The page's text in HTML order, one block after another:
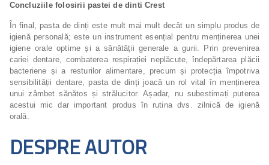
Concluziile folosirii pastei de dinti Crest
În final, pasta de dinți este mult mai mult decât un simplu produs de
igienă personală; este un instrument esențial pentru menținerea unei
igiene orale optime și a sănătății generale a gurii. Prin prevenirea
cariei dentare, combaterea respirației neplăcute, îndepărtarea plăcii
bacteriene și a resturilor alimentare, precum și protecția împotriva
sensibilității dentare, pasta de dinți joacă un rol vital în menținerea
unui zâmbet sănătos și strălucitor. Așadar, nu subestimați puterea
acestui mic dar important produs în rutina dvs. zilnică de igienă
orală.
DESPRE AUTOR